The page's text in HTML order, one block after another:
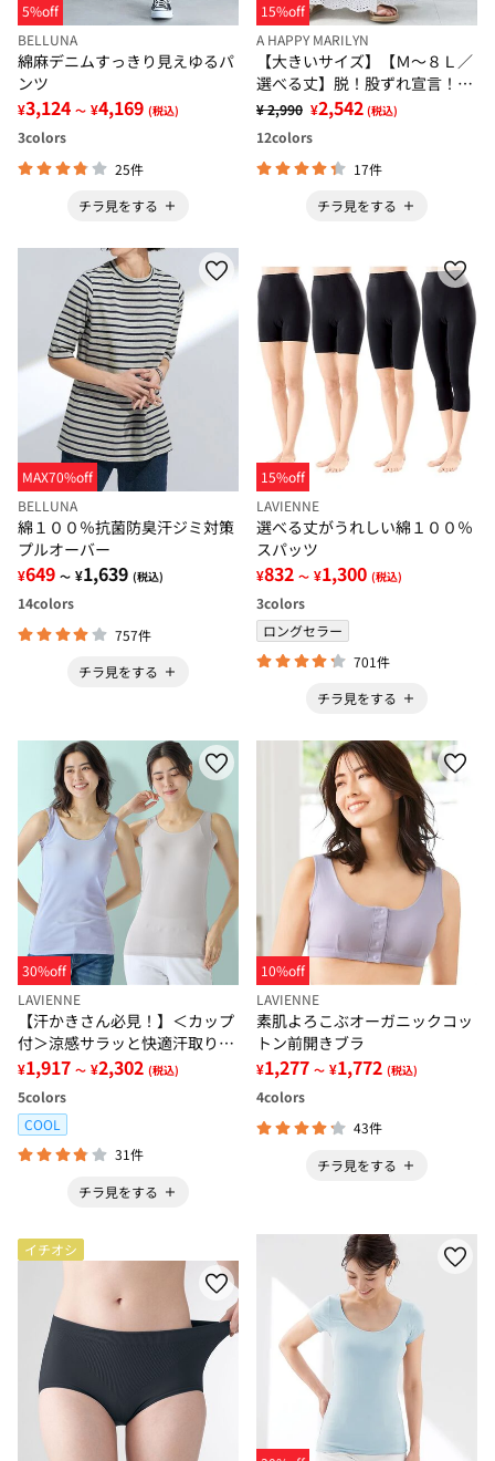
5%off
BELLUNA
綿麻デニムすっきり見えゆるパ
ンツ
¥3,124 ～ ¥4,169 (税込)
3colors
25件
チラ見をする
15%off
A HAPPY MARILYN
【大きいサイズ】【Ｍ～８Ｌ／
選べる丈】脱！股ずれ宣言！裾
レースぺチパンツ
¥ 2,990 ¥2,542 (税込)
12colors
17件
チラ見をする
MAX70%off
BELLUNA
綿１００％抗菌防臭汗ジミ対策
プルオーバー
¥649 ～ ¥1,639 (税込)
14colors
757件
チラ見をする
15%off
LAVIENNE
選べる丈がうれしい綿１００％
スパッツ
¥832 ～ ¥1,300 (税込)
3colors
ロングセラー
701件
チラ見をする
30%off
LAVIENNE
【汗かきさん必見！】＜カップ
付＞涼感サラッと快適汗取りタ
ンクトップインナー＜さらりラ
ボ＞
¥1,917 ～ ¥2,302 (税込)
5colors
COOL
31件
チラ見をする
10%off
LAVIENNE
素肌よろこぶオーガニックコッ
トン前開きブラ
¥1,277 ～ ¥1,772 (税込)
4colors
43件
チラ見をする
イチオシ